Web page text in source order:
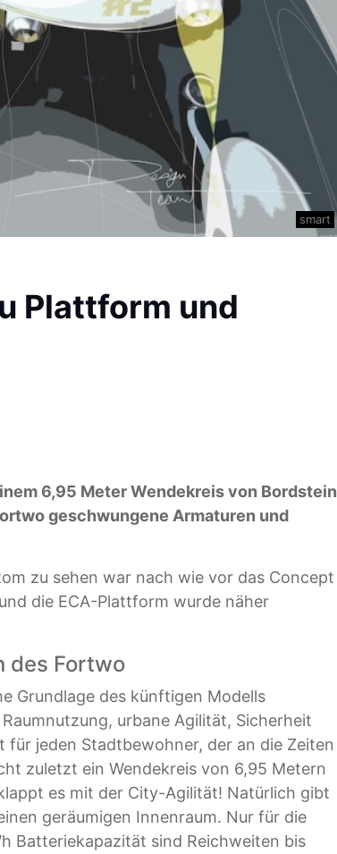
smart
Plattform und
6,95 Meter Wendekreis von Bordstein
geschwungene Armaturen und
zu sehen war nach wie vor das Concept
die ECA-Plattform wurde näher
des Fortwo
Grundlage des künftigen Modells
urbane Agilität, Sicherheit
jeden Stadtbewohner, der an die Zeiten
zuletzt ein Wendekreis von 6,95 Metern
es mit der City-Agilität! Natürlich gibt
geräumigen Innenraum. Nur für die
Batteriekapazität sind Reichweiten bis